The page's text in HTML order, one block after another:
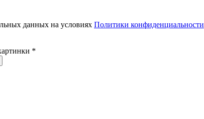
данных на условиях Политики конфиденциальности
*